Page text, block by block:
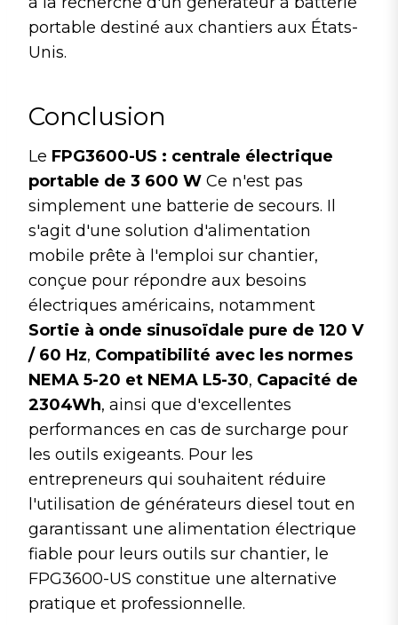
portable destiné aux chantiers aux États-
Unis.
Conclusion
Le FPG3600-US : centrale électrique
portable de 3 600 W Ce n'est pas
simplement une batterie de secours. Il
s'agit d'une solution d'alimentation
mobile prête à l'emploi sur chantier,
conçue pour répondre aux besoins
électriques américains, notamment
Sortie à onde sinusoïdale pure de 120 V
/ 60 Hz, Compatibilité avec les normes
NEMA 5-20 et NEMA L5-30, Capacité de
2304Wh, ainsi que d'excellentes
performances en cas de surcharge pour
les outils exigeants. Pour les
entrepreneurs qui souhaitent réduire
l'utilisation de générateurs diesel tout en
garantissant une alimentation électrique
fiable pour leurs outils sur chantier, le
FPG3600-US constitue une alternative
pratique et professionnelle.